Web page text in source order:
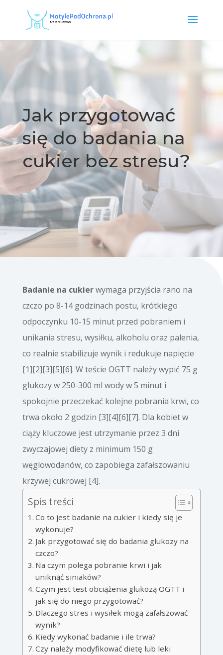
Jak przygotować
się do badania na
cukier bez stresu?
Badanie na cukierwymaga przyjścia rano na
czczo po 8-14 godzinach postu, krótkiego
odpoczynku 10-15 minut przed pobraniem i
unikania stresu, wysiłku, alkoholu oraz palenia,
co realnie stabilizuje wynik i redukuje napięcie
[1][2][3][5][6]. W teście OGTT należy wypić 75 g
glukozy w 250-300 ml wody w 5 minut i
spokojnie przeczekać kolejne pobrania krwi, co
trwa około 2 godzin [3][4][6][7]. Dla kobiet w
ciąży kluczowe jest utrzymanie przez 3 dni
zwyczajowej diety z minimum 150 g
węglowodanów, co zapobiega zafałszowaniu
krzywej cukrowej [4].
Spis treści
Co to jest badanie na cukier i kiedy się je
wykonuje?
Jak przygotować się do badania glukozy na
czczo?
Na czym polega pobranie krwi i jak
uniknąć siniaków?
Czym jest test obciążenia glukozą OGTT i
jak się do niego przygotować?
Dlaczego stres i wysiłek mogą zafałszować
wynik?
Kiedy wykonać badanie i ile trwa?
Czy należy modyfikować dietę lub leki